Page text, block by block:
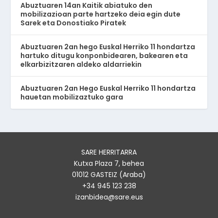
Abuztuaren 14an Kaitik abiatuko den
mobilizazioan parte hartzeko deia egin dute
Sarek eta Donostiako Piratek
Abuztuaren 2an hego Euskal Herriko 11 hondartza
hartuko ditugu konponbidearen, bakearen eta
elkarbizitzaren aldeko aldarriekin
Abuztuaren 2an Hego Euskal Herriko 11 hondartza
hauetan mobilizaztuko gara
SARE HERRITARRA
Kutxa Plaza 7, behea
01012 GASTEIZ (Araba)
+34 945 123 238
izanbidea@sare.eus